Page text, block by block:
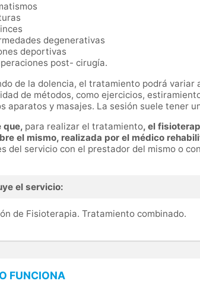
degenerativas
deportivas
post- cirugía.
de la dolencia, el tratamiento podrá
de métodos, como ejercicios,
aparatos y masajes. La sesión suele tener
que, para realizar el tratamiento, el
el mismo, realizada por el médico
del servicio con el prestador del mismo o
el servicio:
de Fisioterapia. Tratamiento combinado.
FUNCIONA